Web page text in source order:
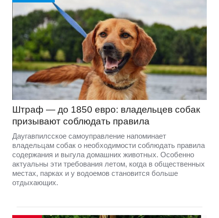
Штраф — до 1850 евро: владельцев собак
призывают соблюдать правила
Даугавпилсское самоуправление напоминает
владельцам собак о необходимости соблюдать правила
содержания и выгула домашних животных. Особенно
актуальны эти требования летом, когда в общественных
местах, парках и у водоемов становится больше
отдыхающих.